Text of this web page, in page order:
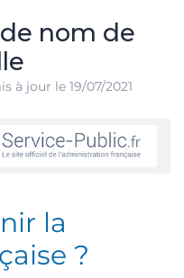
nom de
à jour le 19/07/2021
la
?